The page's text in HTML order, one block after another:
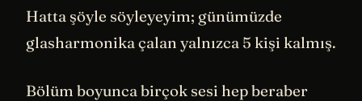
Hatta şöyle söyleyeyim; günümüzde
glasharmonika çalan yalnızca 5 kişi kalmış.
Bölüm boyunca birçok sesi hep beraber